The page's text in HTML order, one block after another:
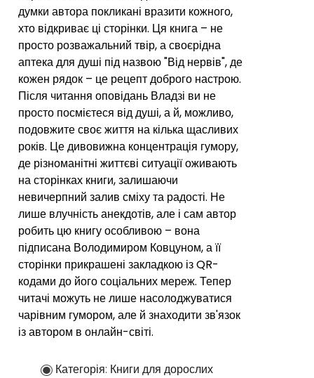
думки автора покликані вразити кожного,
хто відкриває ці сторінки. Ця книга – не
просто розважальний твір, а своєрідна
аптека для душі під назвою "Від нервів", де
кожен рядок – це рецепт доброго настрою.
Після читання оповідань Владзі ви не
просто посмієтеся від душі, а й, можливо,
подовжите своє життя на кілька щасливих
років. Це дивовижна концентрація гумору,
де різноманітні життєві ситуації оживають
на сторінках книги, залишаючи
невичерпний залив сміху та радості. Не
лише влучність анекдотів, але і сам автор
робить цю книгу особливою – вона
підписана Володимиром Ковцуном, а її
сторінки прикрашені закладкою із QR-
кодами до його соціальних мереж. Тепер
читачі можуть не лише насолоджуватися
чарівним гумором, але й знаходити зв'язок
із автором в онлайн-світі.
Категорія: Книги для дорослих